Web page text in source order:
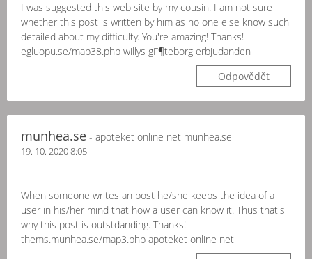
I was suggested this web site by my cousin. I am not sure
whether this post is written by him as no one else know such
detailed about my difficulty. You're amazing! Thanks!
egluopu.se/map38.php willys gГ¶teborg erbjudanden
Odpovědět
munhea.se - apoteket online net munhea.se
19. 10. 2020 8:05
When someone writes an post he/she keeps the idea of a
user in his/her mind that how a user can know it. Thus that's
why this post is outstdanding. Thanks!
thems.munhea.se/map3.php apoteket online net